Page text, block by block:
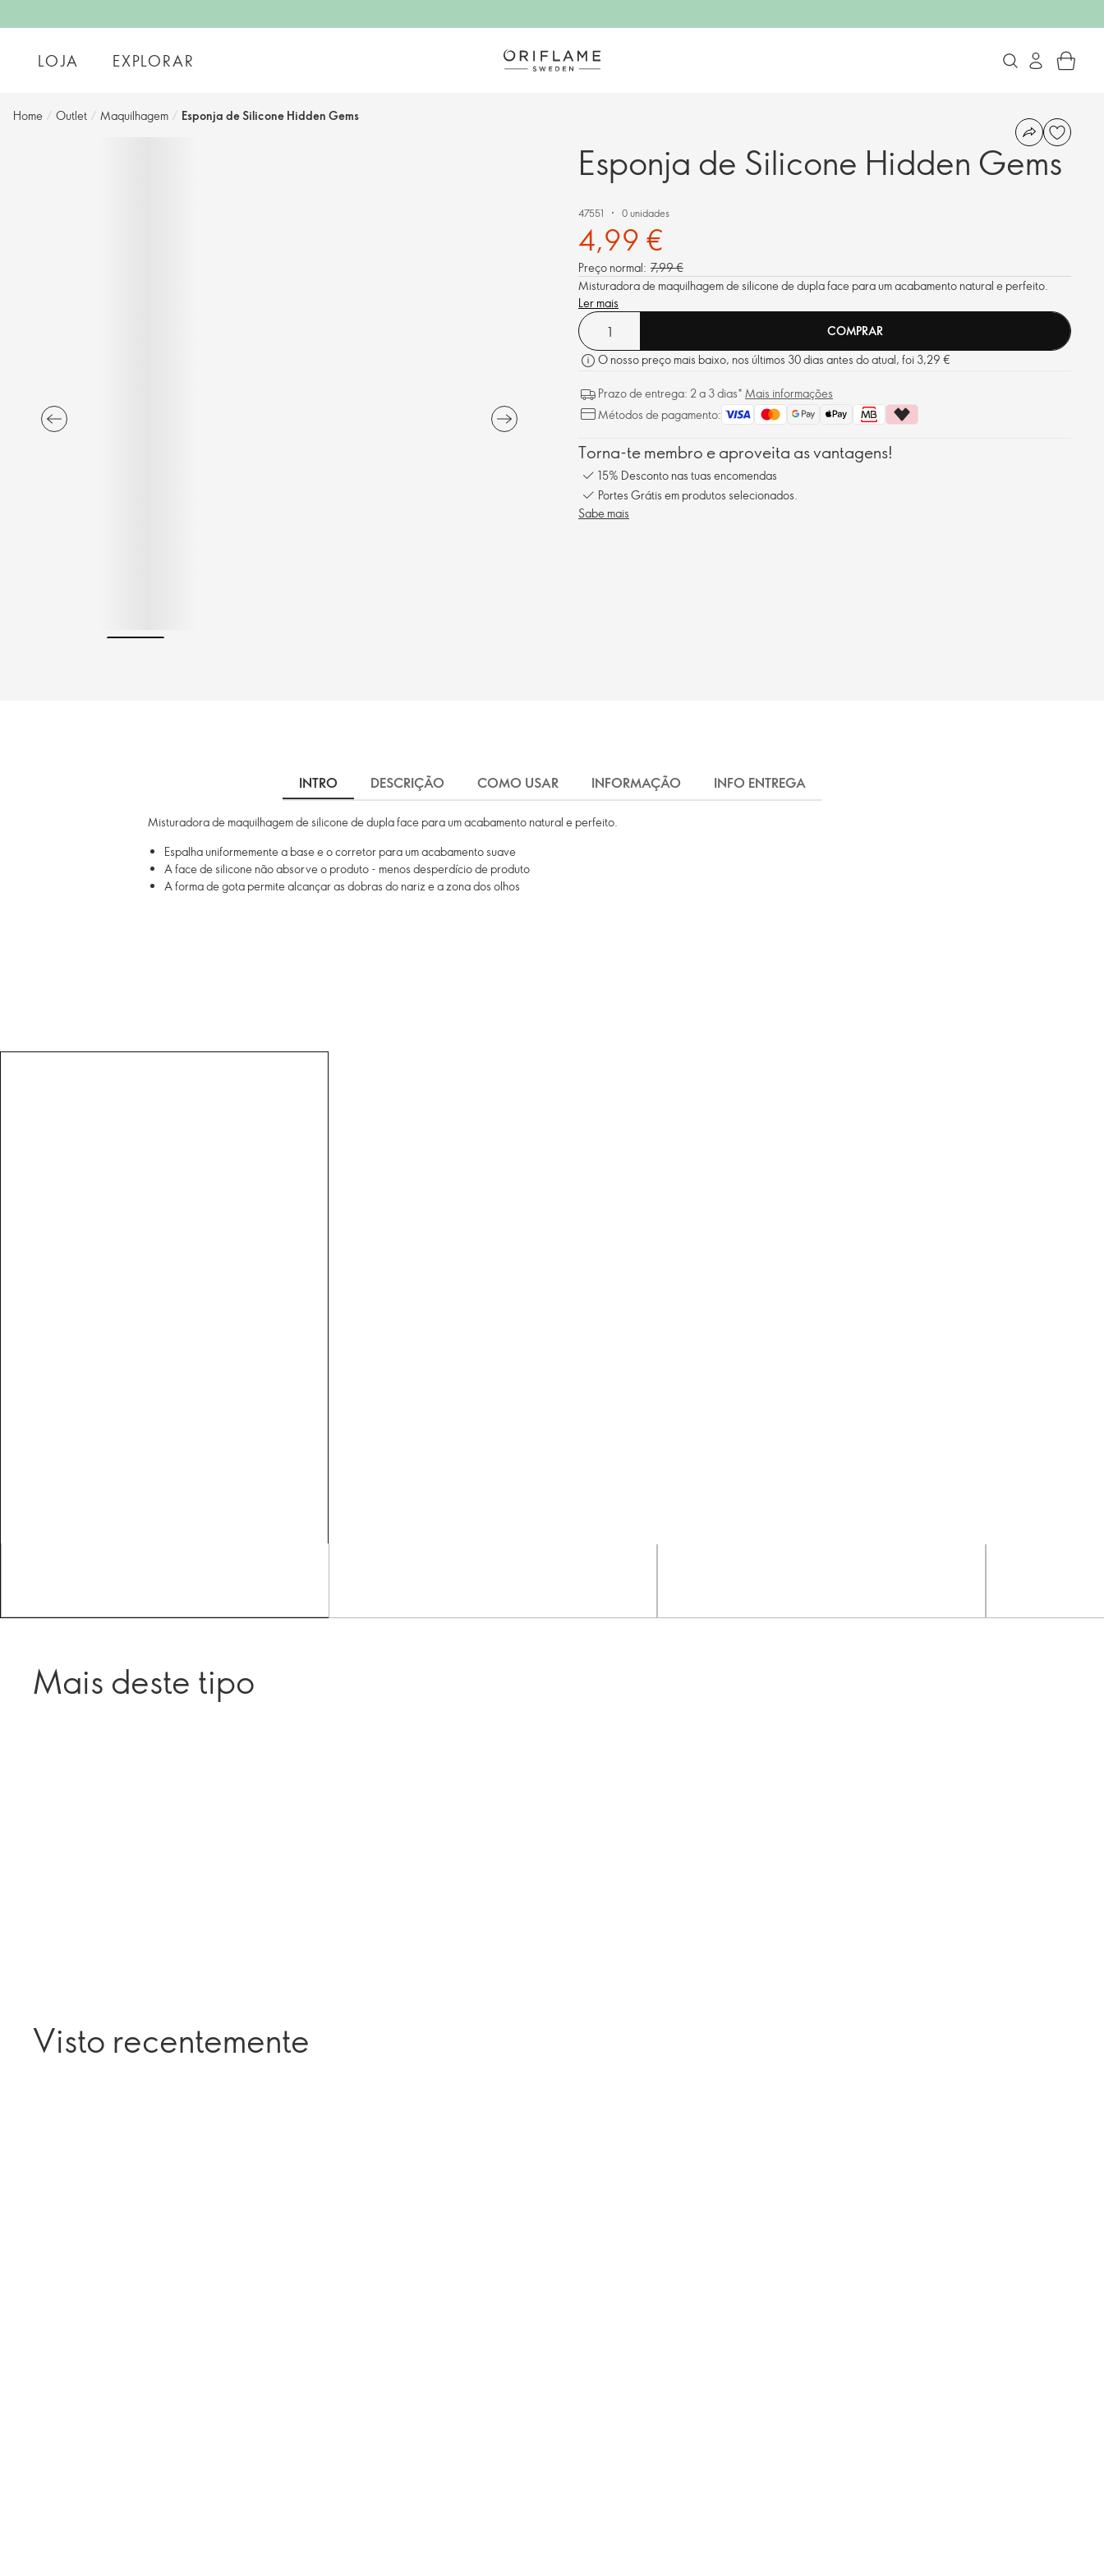
LOJA EXPLORAR
Home / Outlet / Maquilhagem / Esponja de Silicone Hidden Gems
Esponja de Silicone Hidden Gems
47551 0 unidades
4,99 €
Preço normal: 7,99 €
Misturadora de maquilhagem de silicone de dupla face para um acabamento natural e perfeito.
Ler mais
COMPRAR
O nosso preço mais baixo, nos últimos 30 dias antes do atual, foi 3,29 €
Prazo de entrega: 2 a 3 dias* Mais informações
Métodos de pagamento:
Torna-te membro e aproveita as vantagens!
15% Desconto nas tuas encomendas
Portes Grátis em produtos selecionados.
Sabe mais
INTRO DESCRIÇÃO COMO USAR INFORMAÇÃO INFO ENTREGA
Misturadora de maquilhagem de silicone de dupla face para um acabamento natural e perfeito.
Espalha uniformemente a base e o corretor para um acabamento suave
A face de silicone não absorve o produto - menos desperdício de produto
A forma de gota permite alcançar as dobras do nariz e a zona dos olhos
Mais deste tipo
Visto recentemente